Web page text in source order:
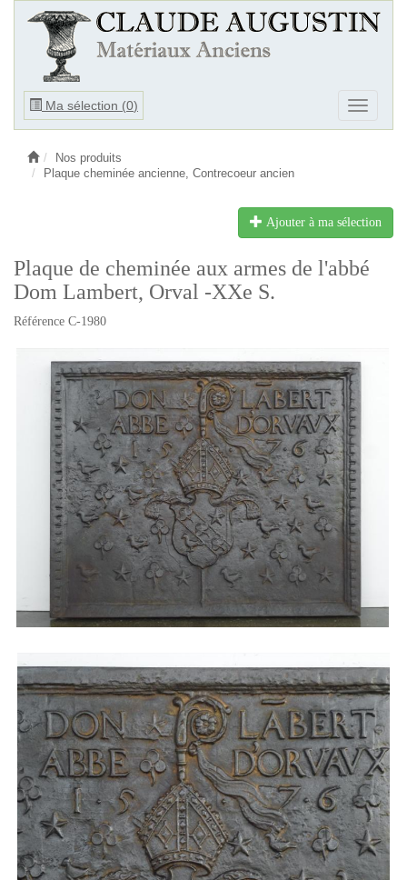
Ma sélection (0)
Ouvrir
Ouvrir
le
Nos produits
Plaque cheminée ancienne, Contrecoeur ancien
Ajouter à ma sélection
Plaque de cheminée aux armes de l'abbé
Dom Lambert, Orval -XXe S.
Référence C-1980